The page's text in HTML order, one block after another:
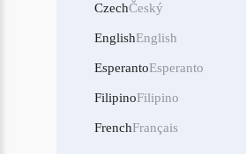
CzechČeský
EnglishEnglish
EsperantoEsperanto
FilipinoFilipino
FrenchFrançais